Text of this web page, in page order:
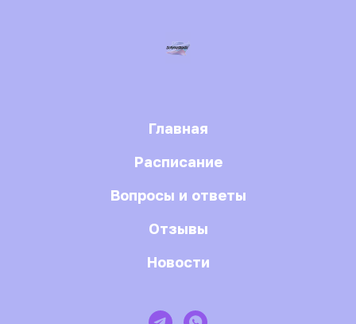
Главная
Расписание
Вопросы и ответы
Отзывы
Новости